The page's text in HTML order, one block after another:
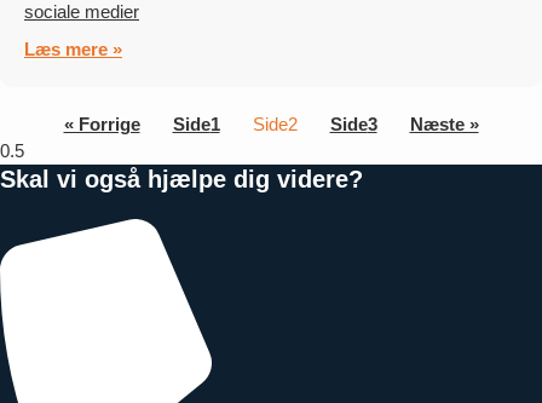
sociale medier
Læs mere »
« Forrige Side1 Side2 Side3 Næste »
Skal vi også hjælpe dig videre?